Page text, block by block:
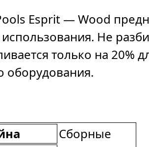
Esprit — Wood
Не
только на 20%
оборудования.
Сборные